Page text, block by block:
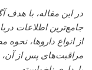
در این مقاله، با
جامع‌ترین اطلاعات
از انواع داروها،
مراقبت‌های پس از